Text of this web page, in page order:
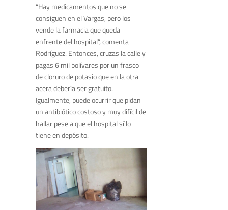
“Hay medicamentos que no se
consiguen en el Vargas, pero los
vende la farmacia que queda
enfrente del hospital”, comenta
Rodríguez. Entonces, cruzas la calle y
pagas 6 mil bolívares por un frasco
de cloruro de potasio que en la otra
acera debería ser gratuito.
Igualmente, puede ocurrir que pidan
un antibiótico costoso y muy difícil de
hallar pese a que el hospital sí lo
tiene en depósito.